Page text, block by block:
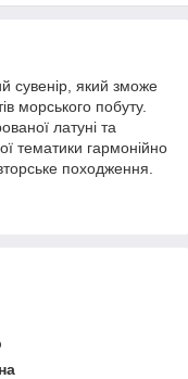
сувенір, який зможе
морського побуту.
латуні та
тематики гармонійно
походження.